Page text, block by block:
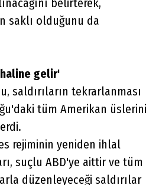
saklı olduğunu da
gelir'
saldırıların tekrarlanması
tüm Amerikan üslerini
rejiminin yeniden ihlal
suçlu ABD'ye aittir ve tüm
düzenleyeceği saldırılar